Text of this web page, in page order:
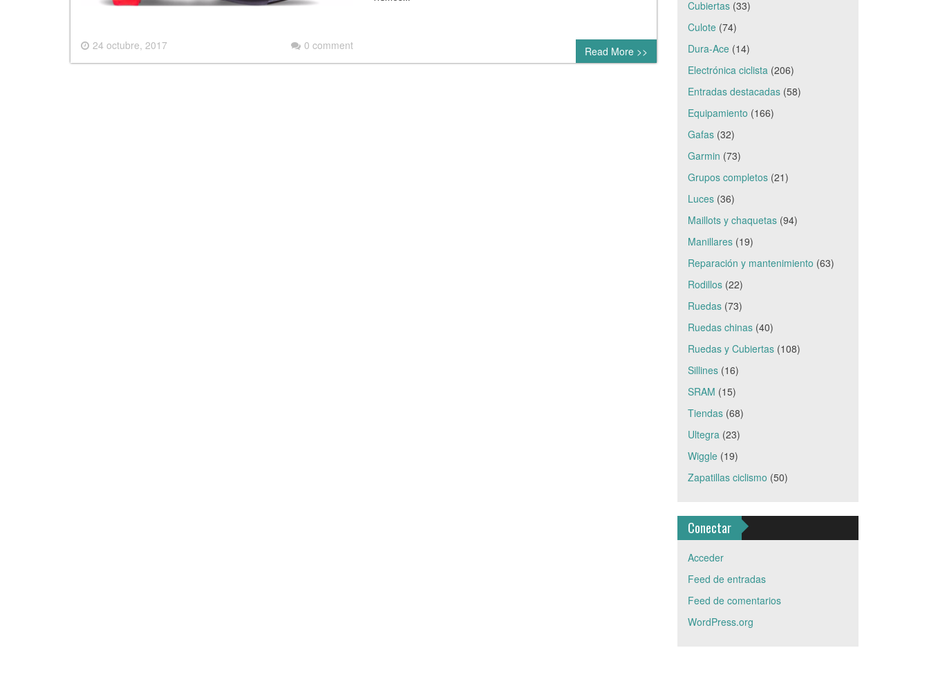
24 octubre, 2017 0 comment Read More >>
Cubiertas(33)
Culote(74)
Dura-Ace(14)
Electrónica ciclista(206)
Entradas destacadas(58)
Equipamiento (166)
Gafas(32)
Garmin (73)
Grupos completos(21)
Luces(36)
Maillots y chaquetas(94)
Manillares(19)
Reparación y mantenimiento (63)
Rodillos(22)
Ruedas(73)
Ruedas chinas(40)
Ruedas y Cubiertas(108)
Sillines(16)
SRAM (15)
Tiendas(68)
Ultegra(23)
Wiggle(19)
Zapatillas ciclismo (50)
Conectar
Acceder
Feed de entradas
Feed de comentarios
WordPress.org